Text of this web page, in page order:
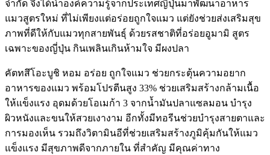
จำกัด จึงได้นำองค์ความรู้จากประเทศญี่ปุ่นมาพัฒนาอาหาร
แมวสูตรใหม่ ที่ไม่เพียงแต่อร่อยถูกใจแมว แต่ยังช่วยส่งเสริมสุข
ภาพที่ดีให้กับแมวทุกสายพันธุ์ ด้วยรสชาติที่อร่อยอูมามิ สูตร
เฉพาะของญี่ปุ่น กินเพลินเกินห้ามใจ มีผงปลา
คัตทสึโอะบูชิ หอม อร่อย ถูกใจแมว ช่วยกระตุ้นความอยาก
อาหารของแมว พร้อมโปรตีนสูง 33% ช่วยเสริมสร้างกล้ามเนื้อ
ให้แข็งแรง อุดมด้วยโอเมก้า 3 จากน้ำมันปลาแซลมอน บำรุง
ผิวหนังและขนให้สวยเงางาม อีกทั้งมีทอรีนช่วยบำรุงสายตาและ
การมองเห็น รวมถึงวิตามินอีที่ช่วยเสริมสร้างภูมิคุ้มกันให้แมว
แข็งแรง มีสุขภาพดีจากภายใน ที่สำคัญ มีคุณค่าทาง